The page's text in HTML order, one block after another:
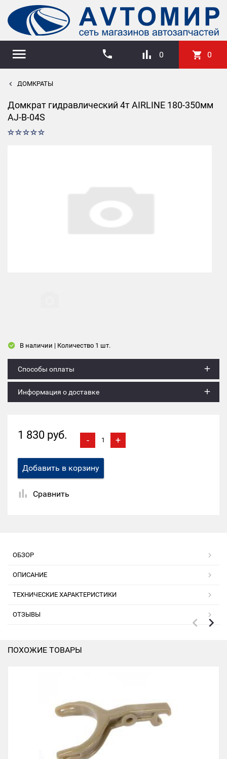
0 0
ДОМКРАТЫ
Домкрат гидравлический 4т AIRLINE 180-350мм
AJ-B-04S
В наличии | Количество 1 шт.
Способы оплаты
Информация о доставке
1 830 руб. - +
Добавить в корзину
Сравнить
ОБЗОР
ОПИСАНИЕ
ТЕХНИЧЕСКИЕ ХАРАКТЕРИСТИКИ
ОТЗЫВЫ
ПОХОЖИЕ ТОВАРЫ